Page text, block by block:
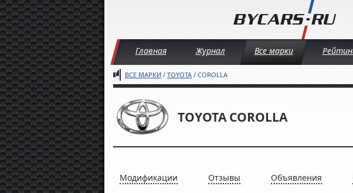
Главная Журнал Все марки
ВСЕ МАРКИ / TOYOTA / COROLLA
TOYOTA COROLLA
Модификации Отзывы Объявления